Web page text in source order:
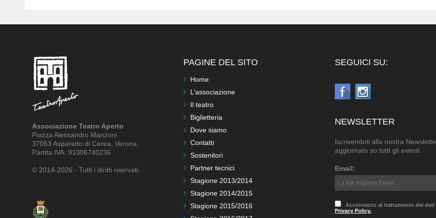
Associazione Teatro Aperto
Piazza Alessandro Manzoni
37053 Asparetto di Cerea, Verona
Partita IVA: 91006740236
© 2014-2026 - Tutti i diritti riservati.
PAGINE DEL SITO
Home
L’associazione
Il teatro
Biglietteria
Dove siamo
Contatti
Sostenitori
Partner tecnici
Stagione 2013/2014
Stagione 2014/2015
Stagione 2015/2016
SEGUICI SU:
NEWSLETTER
Iscrivendoti alla nostra
aggiornato su tutti gli eventi.
Email:
Acconsento al trattamento dei dati
Privacy Policy.